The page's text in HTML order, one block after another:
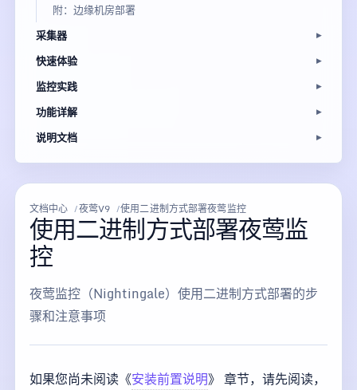
附：边缘机房部署
采集器
快速体验
监控实践
功能详解
说明文档
文档中心 夜莺V9 使用二进制方式部署夜莺监控
使用二进制方式部署夜莺监
控
夜莺监控（Nightingale）使用二进制方式部署的步
骤和注意事项
如果您尚未阅读《安装前置说明》 章节，请先阅读，